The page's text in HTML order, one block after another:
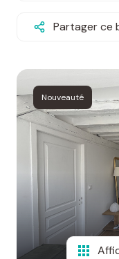
contact
Partager ce
Nouveauté